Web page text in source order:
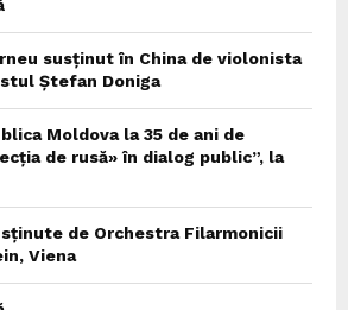
susținut în China de violonista
Ștefan Doniga
Moldova la 35 de ani de
de rusă» în dialog public”, la
de Orchestra Filarmonicii
Viena